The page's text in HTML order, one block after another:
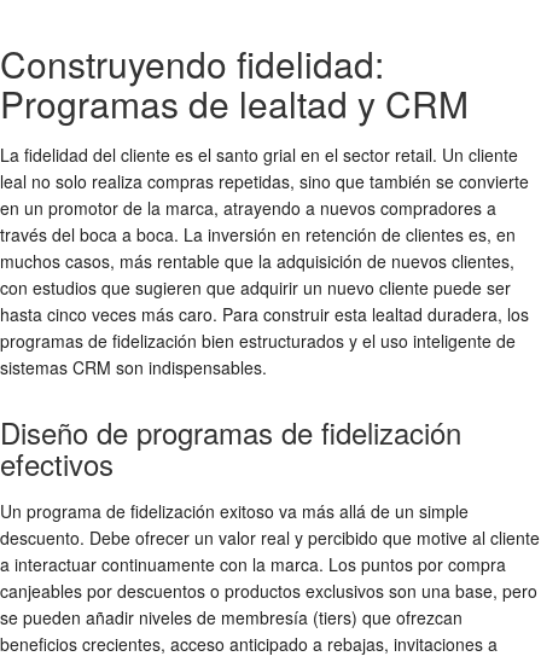
Construyendo fidelidad:
Programas de lealtad y CRM
La fidelidad del cliente es el santo grial en el sector retail. Un cliente
leal no solo realiza compras repetidas, sino que también se convierte
en un promotor de la marca, atrayendo a nuevos compradores a
través del boca a boca. La inversión en retención de clientes es, en
muchos casos, más rentable que la adquisición de nuevos clientes,
con estudios que sugieren que adquirir un nuevo cliente puede ser
hasta cinco veces más caro. Para construir esta lealtad duradera, los
programas de fidelización bien estructurados y el uso inteligente de
sistemas CRM son indispensables.
Diseño de programas de fidelización
efectivos
Un programa de fidelización exitoso va más allá de un simple
descuento. Debe ofrecer un valor real y percibido que motive al cliente
a interactuar continuamente con la marca. Los puntos por compra
canjeables por descuentos o productos exclusivos son una base, pero
se pueden añadir niveles de membresía (tiers) que ofrezcan
beneficios crecientes, acceso anticipado a rebajas, invitaciones a